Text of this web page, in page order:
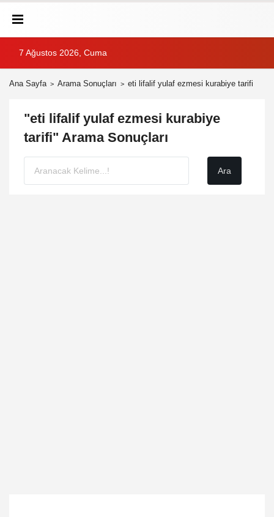
7 Ağustos 2026, Cuma
Ana Sayfa Arama Sonuçları eti lifalif yulaf ezmesi kurabiye tarifi
"eti lifalif yulaf ezmesi kurabiye
tarifi" Arama Sonuçları